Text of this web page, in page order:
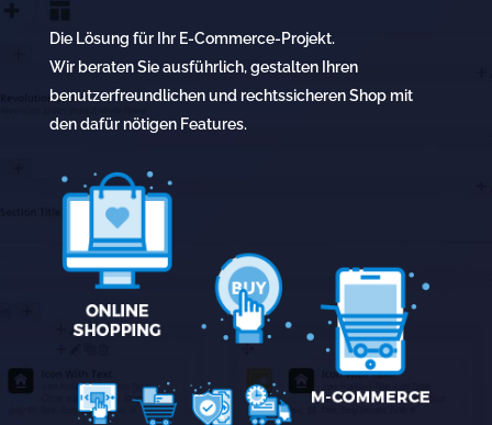
Die Lösung für Ihr E-Commerce-Projekt.
Wir beraten Sie ausführlich, gestalten Ihren
benutzerfreundlichen und rechtssicheren Shop mit
den dafür nötigen Features.